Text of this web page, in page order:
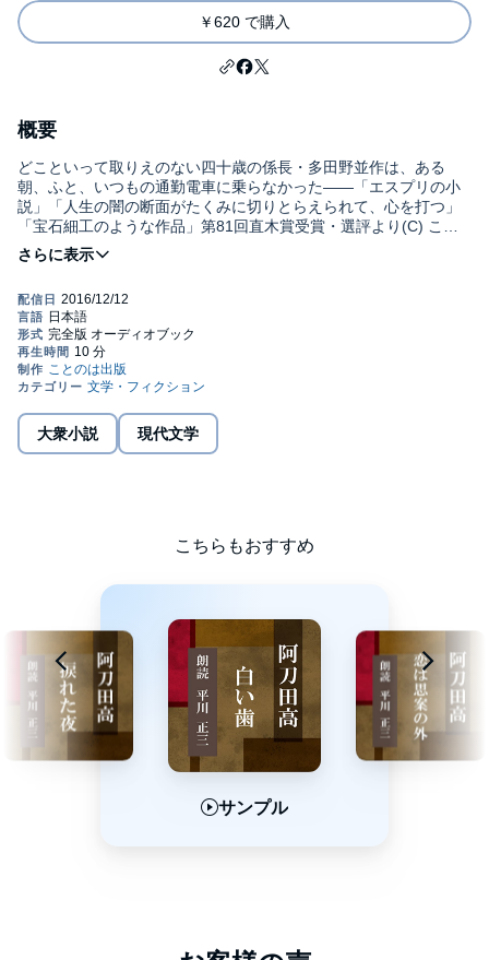
￥620 で購入
概要
どこといって取りえのない四十歳の係長・多田野並作は、ある
朝、ふと、いつもの通勤電車に乗らなかった――「エスプリの小
説」「人生の闇の断面がたくみに切りとらえられて、心を打つ」
「宝石細工のような作品」第81回直木賞受賞・選評より(C) こと
のは出版
大衆小説 現代文学
こちらもおすすめ
サンプル